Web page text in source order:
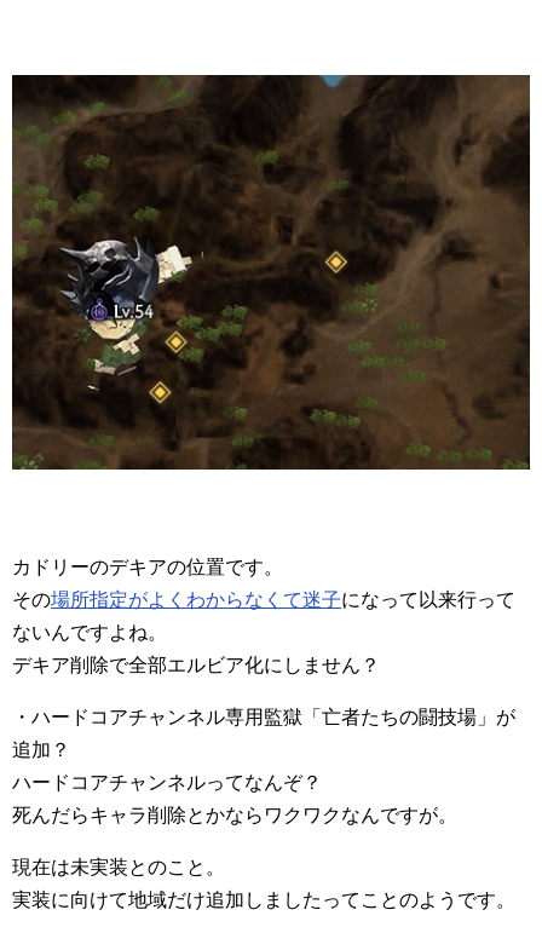
カドリーのデキアの位置です。
その場所指定がよくわからなくて迷子になって以来行って
ないんですよね。
デキア削除で全部エルビア化にしません？
・ハードコアチャンネル専用監獄「亡者たちの闘技場」が
追加？
ハードコアチャンネルってなんぞ？
死んだらキャラ削除とかならワクワクなんですが。
現在は未実装とのこと。
実装に向けて地域だけ追加しましたってことのようです。